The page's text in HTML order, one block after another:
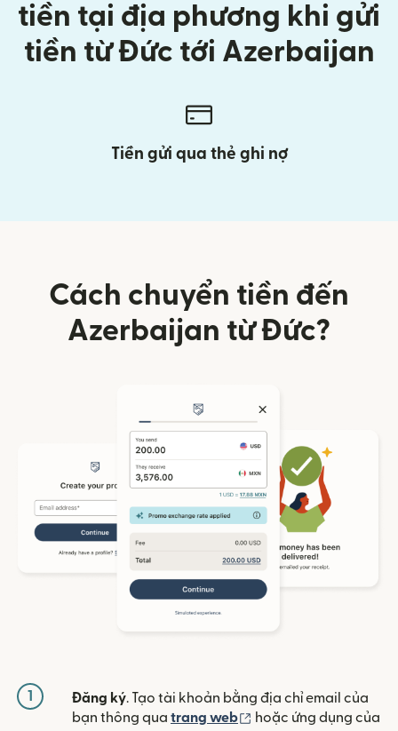
tiền tại địa phương khi gửi
tiền từ Đức tới Azerbaijan
Tiền gửi qua thẻ ghi nợ
Cách chuyển tiền đến
Azerbaijan từ Đức?
1 Đăng ký. Tạo tài khoản bằng địa chỉ email của
bạn thông qua trang web (mở trong cửa sổ mới)
hoặc ứng dụng của